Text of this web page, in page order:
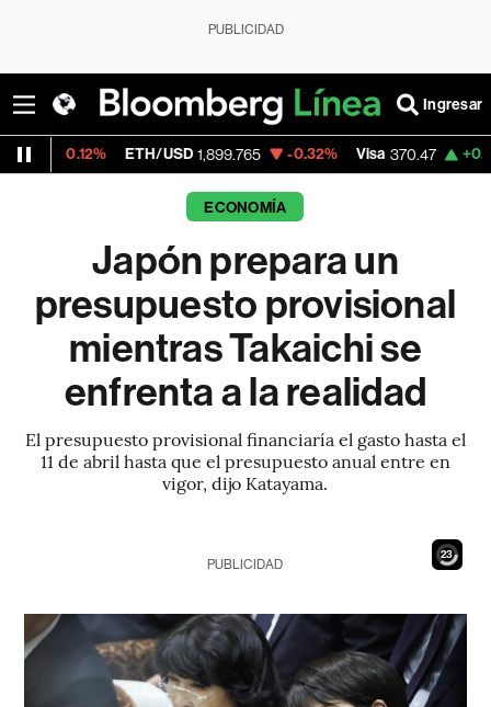
PUBLICIDAD
Ingresar
ETH/USD 1,899.765 -0.32% Visa 370.47 +0.52%
ECONOMÍA
Japón prepara un
presupuesto provisional
mientras Takaichi se
enfrenta a la realidad
El presupuesto provisional financiaría el gasto hasta el
11 de abril hasta que el presupuesto anual entre en
vigor, dijo Katayama.
21
PUBLICIDAD